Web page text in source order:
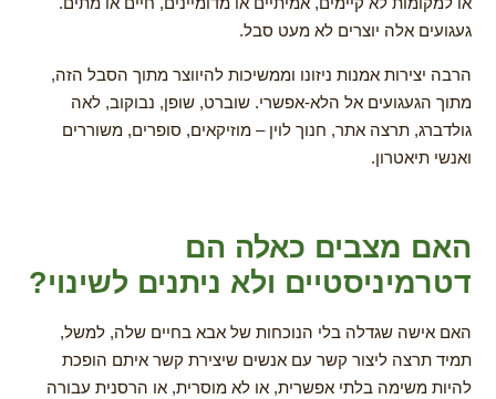
געגועים אלה יוצרים לא מעט סבל.
הרבה יצירות אמנות ניזונו וממשיכות להיווצר מתוך הסבל הזה,
מתוך הגעגועים אל הלא-אפשרי. שוברט, שופן, נבוקוב, לאה
גולדברג, תרצה אתר, חנוך לוין – מוזיקאים, סופרים, משוררים
ואנשי תיאטרון.
האם מצבים כאלה הם
דטרמיניסטיים ולא ניתנים לשינוי?
האם אישה שגדלה בלי הנוכחות של אבא בחיים שלה, למשל,
תמיד תרצה ליצור קשר עם אנשים שיצירת קשר איתם הופכת
להיות משימה בלתי אפשרית, או לא מוסרית, או הרסנית עבורה